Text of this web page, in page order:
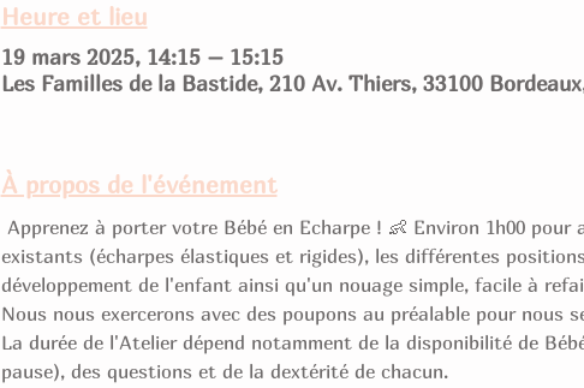
Heure et lieu
19 mars 2025, 14:15 – 15:15
Les Familles de la Bastide, 210 Av. Thiers, 33100
À propos de l'événement
Apprenez à porter votre Bébé en Echarpe ! 👶 Environ 1h00
existants (écharpes élastiques et rigides), les différentes
développement de l'enfant ainsi qu'un nouage simple, facile à
Nous nous exercerons avec des poupons au préalable pour nous
La durée de l'Atelier dépend notamment de la disponibilité de
pause), des questions et de la dextérité de chacun.